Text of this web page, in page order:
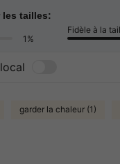
les tailles:
1%
Fidèle à la
garder la chaleur (1)